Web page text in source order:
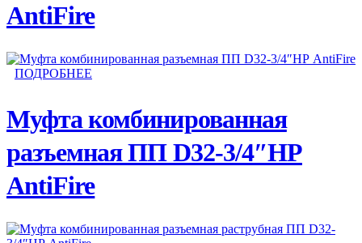
AntiFire
ПОДРОБНЕЕ
Муфта комбинированная
разъемная ПП D32-3/4″НР
AntiFire